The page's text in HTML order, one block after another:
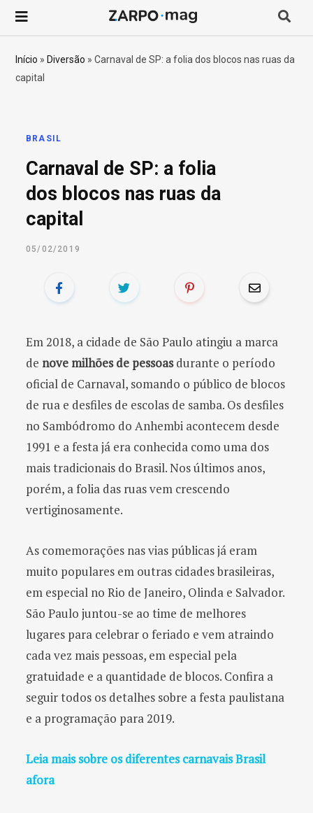
Início » Diversão »Carnaval de SP: a folia dos blocos nas ruas da
capital
BRASIL
Carnaval de SP: a folia
dos blocos nas ruas da
capital
05/02/2019
Em 2018, a cidade de São Paulo atingiu a marca
de nove milhões de pessoasdurante o período
oficial de Carnaval, somando o público de blocos
de rua e desfiles de escolas de samba. Os desfiles
no Sambódromo do Anhembi acontecem desde
1991 e a festa já era conhecida como uma dos
mais tradicionais do Brasil. Nos últimos anos,
porém, a folia das ruas vem crescendo
vertiginosamente.
As comemorações nas vias públicas já eram
muito populares em outras cidades brasileiras,
em especial no Rio de Janeiro, Olinda e Salvador.
São Paulo juntou-se ao time de melhores
lugares para celebrar o feriado e vem atraindo
cada vez mais pessoas, em especial pela
gratuidade e a quantidade de blocos. Confira a
seguir todos os detalhes sobre a festa paulistana
e a programação para 2019.
Leia mais sobre os diferentes carnavais Brasil
afora